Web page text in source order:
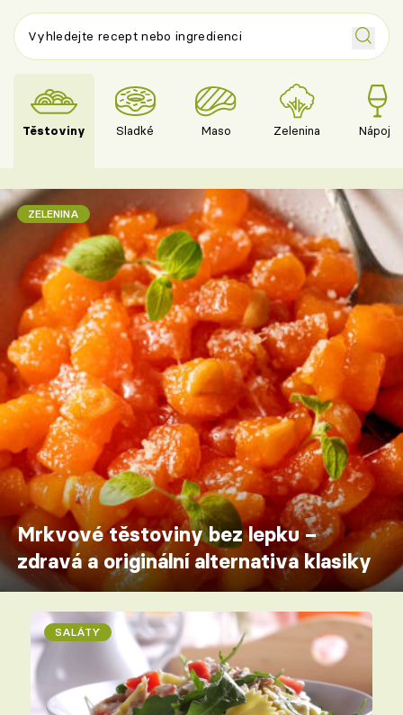
Těstoviny Sladké Maso Zelenina Nápoje
ZELENINA
Mrkvové těstoviny bez lepku –
zdravá a originální alternativa klasiky
SALÁTY